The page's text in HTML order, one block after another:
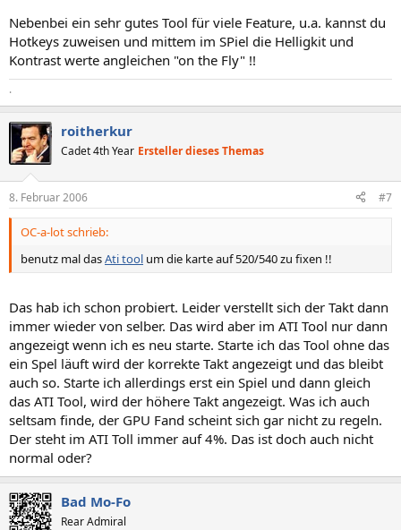
Nebenbei ein sehr gutes Tool für viele Feature, u.a. kannst du
Hotkeys zuweisen und mittem im SPiel die Helligkit und
Kontrast werte angleichen "on the Fly" !!
.
roitherkur
Cadet 4th Year Ersteller dieses Themas
8. Februar 2006 #7
OC-a-lot schrieb:
benutz mal dasAti tool um die karte auf 520/540 zu fixen !!
Das hab ich schon probiert. Leider verstellt sich der Takt dann
immer wieder von selber. Das wird aber im ATI Tool nur dann
angezeigt wenn ich es neu starte. Starte ich das Tool ohne das
ein Spel läuft wird der korrekte Takt angezeigt und das bleibt
auch so. Starte ich allerdings erst ein Spiel und dann gleich
das ATI Tool, wird der höhere Takt angezeigt. Was ich auch
seltsam finde, der GPU Fand scheint sich gar nicht zu regeln.
Der steht im ATI Toll immer auf 4%. Das ist doch auch nicht
normal oder?
Bad Mo-Fo
Rear Admiral